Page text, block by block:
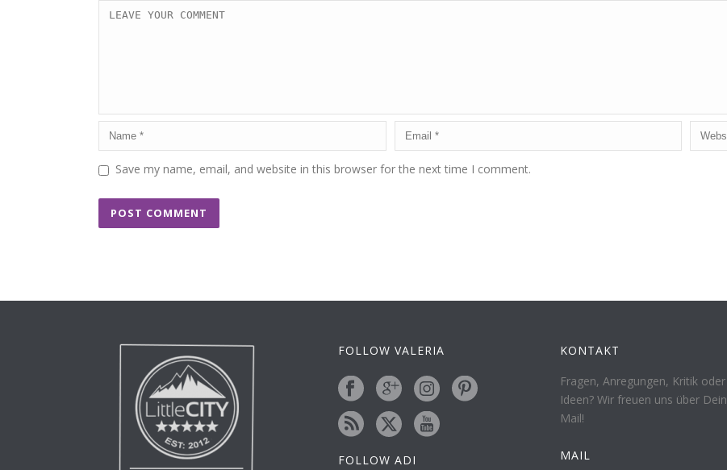
Save my name, email, and website in this browser for the next time I comment.
FOLLOW VALERIA
FOLLOW ADI
KONTAKT
Fragen, Anregungen, Kritik oder
Ideen? Wir freuen uns über Dein
Mail!
MAIL